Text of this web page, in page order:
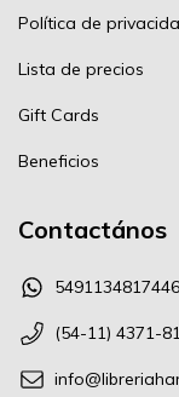
Política de
Lista de precios
Gift Cards
Beneficios
Contactános
5491134817446
(54-11) 4371-